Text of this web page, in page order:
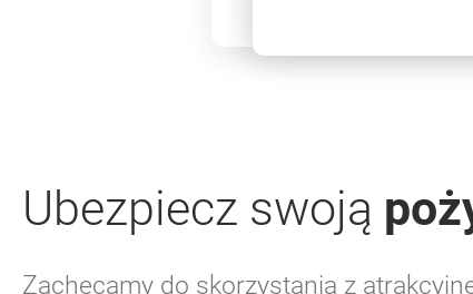
Ubezpiecz swoją
Zachęcamy do skorzystania z